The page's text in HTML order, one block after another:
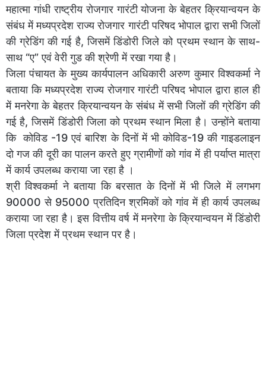
महात्मा गांधी राष्ट्रीय रोजगार गारंटी योजना के बेहतर क्रियान्वयन के
संबंध में मध्यप्रदेश राज्य रोजगार गारंटी परिषद भोपाल द्वारा सभी जिलों
की ग्रेडिंग की गई है, जिसमें डिंडोरी जिले को प्रथम स्थान के साथ-
साथ “ए” एवं वेरी गुड की श्रेणी में रखा गया है।
जिला पंचायत के मुख्य कार्यपालन अधिकारी अरुण कुमार विश्वकर्मा ने
बताया कि मध्यप्रदेश राज्य रोजगार गारंटी परिषद भोपाल द्वारा हाल ही
में मनरेगा के बेहतर क्रियान्वयन के संबंध में सभी जिलों की ग्रेडिंग की
गई है, जिसमें डिंडोरी जिला को प्रथम स्थान मिला है। उन्होंने बताया
कि कोविड -19 एवं बारिश के दिनों में भी कोविड-19 की गाइडलाइन
दो गज की दूरी का पालन करते हुए ग्रामीणों को गांव में ही पर्याप्त मात्रा
में कार्य उपलब्ध कराया जा रहा है ।
श्री विश्वकर्मा ने बताया कि बरसात के दिनों में भी जिले में लगभग
90000 से 95000 प्रतिदिन श्रमिकों को गांव में ही कार्य उपलब्ध
कराया जा रहा है। इस वित्तीय वर्ष में मनरेगा के क्रियान्वयन में डिंडोरी
जिला प्रदेश में प्रथम स्थान पर है।